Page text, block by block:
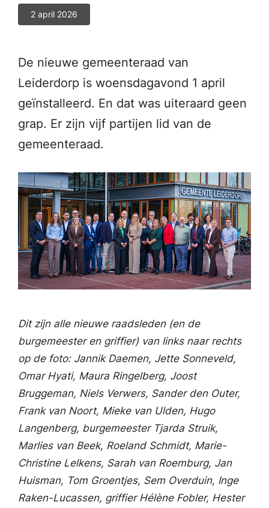
2 april 2026
De nieuwe gemeenteraad van
Leiderdorp is woensdagavond 1 april
geïnstalleerd. En dat was uiteraard geen
grap. Er zijn vijf partijen lid van de
gemeenteraad.
Dit zijn alle nieuwe raadsleden (en de
burgemeester en griffier) van links naar rechts
op de foto: Jannik Daemen, Jette Sonneveld,
Omar Hyati, Maura Ringelberg, Joost
Bruggeman, Niels Verwers, Sander den Outer,
Frank van Noort, Mieke van Ulden, Hugo
Langenberg, burgemeester Tjarda Struik,
Marlies van Beek, Roeland Schmidt, Marie-
Christine Lelkens, Sarah van Roemburg, Jan
Huisman, Tom Groentjes, Sem Overduin, Inge
Raken-Lucassen, griffier Hélène Fobler, Hester